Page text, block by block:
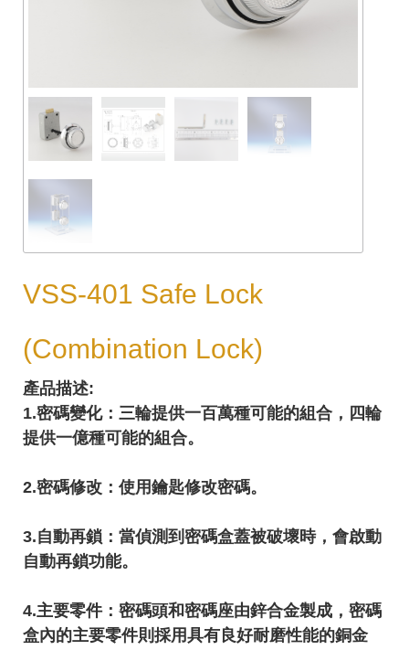
VSS-401 Safe Lock
(Combination Lock)
產品描述:
1.密碼變化：三輪提供一百萬種可能的組合，四輪
提供一億種可能的組合。
2.密碼修改：使用鑰匙修改密碼。
3.自動再鎖：當偵測到密碼盒蓋被破壞時，會啟動
自動再鎖功能。
4.主要零件：密碼頭和密碼座由鋅合金製成，密碼
盒內的主要零件則採用具有良好耐磨性能的銅金